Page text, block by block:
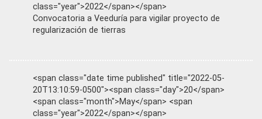
class="year">2022</span></span>
Convocatoria a Veeduría para vigilar proyecto de
regularización de tierras
<span class="date time published" title="2022-05-
20T13:10:59-0500"><span class="day">20</span>
<span class="month">May</span> <span
class="year">2022</span></span>